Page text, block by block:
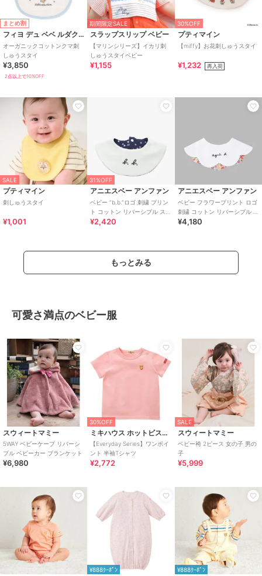
まとめ割
フィヨ デュ ベベ ルダクティオン
オーガニックコットンクマ刺
しゅうスタイ
¥3,850
2点以上で10%OFF
期間限定SALE
スラップスリップ ベビー
【マリンシリーズ】イカリ刺
しゅうスタイベビー
¥1,155
30%OFF
プティマイン
【miffy】お花刺しゅうスタイ
¥1,232 再入荷
SALE
プティマイン
刺しゅうスタイ
¥1,001
31%OFF
アニエスベー アンファン
ベビー ”b.b.”ロゴ 刺繍 プリン
ト コットン リバーシブル スタ
イ
¥2,420
アニエスベー アンファン
ベビー フラワープリント ロゴ
刺繍 コットン リバーシブル ス
タイ
¥4,180
もっとみる
可愛さ満点のベビー服
スウィートマミー
5WAY ベビーケープ リバーシ
ブル ベビーカー ブランケット
¥6,980
30%OFF
ミキハウス ホットビスケッツ
【Everyday Series】ワンポイ
ント 半袖Tシャツ
¥2,772
SALE
スウィートマミー
ベビー袴 2ピース 女の子 男の
子
¥5,999
¥888ｸｰﾎﾟﾝ ¥888ｸｰﾎﾟﾝ